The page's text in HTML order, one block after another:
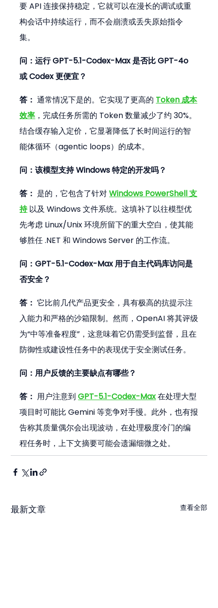
要 API 连接保持稳定，它就可以在漫长的调试或重
构会话中持续运行，而不会崩溃或丢失原始指令
集。
问：运行 GPT-5.1-Codex-Max 是否比 GPT-4o
或 Codex 更便宜？
答： 通常情况下是的。它实现了更高的 Token 成本
效率 ，完成任务所需的 Token 数量减少了约 30%。
结合缓存输入定价，它显著降低了长时间运行的智
能体循环（agentic loops）的成本。
问：该模型支持 Windows 特定的开发吗？
答： 是的，它包含了针对 Windows PowerShell 支
持 以及 Windows 文件系统。这填补了以往模型优
先考虑 Linux/Unix 环境所留下的重大空白，使其能
够胜任 .NET 和 Windows Server 的工作流。
问：GPT-5.1-Codex-Max 用于自主代码库访问是
否安全？
答： 它比前几代产品更安全，具有极高的抗提示注
入能力和严格的沙箱限制。然而，OpenAI 将其评级
为“中等准备程度”，这意味着它仍需受到监督，且在
防御性或建设性任务中的表现优于安全测试任务。
问：用户反馈的主要缺点有哪些？
答： 用户注意到 GPT-5.1-Codex-Max 在处理大型
项目时可能比 Gemini 等竞争对手慢。此外，也有报
告称其质量偶尔会出现波动，在处理极度冷门的编
程任务时，上下文摘要可能会遗漏细微之处。
最新文章 查看全部